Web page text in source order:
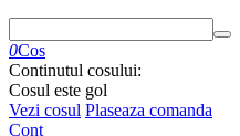
0Cos
Continutul cosului:
Cosul este gol
Vezi cosul Plaseaza comanda
Cont